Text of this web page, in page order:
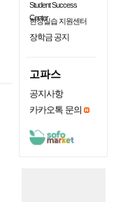
Student Success
Center
현장실습 지원센터
장학금 공지
고파스
공지사항
카카오톡 문의